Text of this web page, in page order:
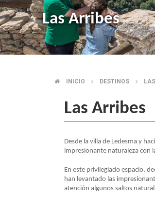
Las Arribes
ENLACES
DE
AYUDA
A
INICIO DESTINOS
Las Arribes
Desde la villa de Ledesma y
impresionante naturaleza con
En este privilegiado espacio,
han levantado las
atención algunos saltos